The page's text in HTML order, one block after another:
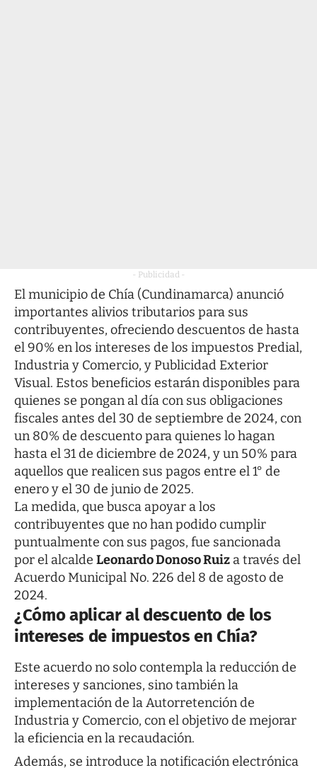
- Publicidad -
El municipio de Chía (Cundinamarca) anunció
importantes alivios tributarios para sus
contribuyentes, ofreciendo descuentos de hasta
el 90% en los intereses de los impuestos Predial,
Industria y Comercio, y Publicidad Exterior
Visual. Estos beneficios estarán disponibles para
quienes se pongan al día con sus obligaciones
fiscales antes del 30 de septiembre de 2024, con
un 80% de descuento para quienes lo hagan
hasta el 31 de diciembre de 2024, y un 50% para
aquellos que realicen sus pagos entre el 1° de
enero y el 30 de junio de 2025.
La medida, que busca apoyar a los
contribuyentes que no han podido cumplir
puntualmente con sus pagos, fue sancionada
por el alcalde Leonardo Donoso Ruiz a través del
Acuerdo Municipal No. 226 del 8 de agosto de
2024.
¿Cómo aplicar al descuento de los
intereses de impuestos en Chía?
Este acuerdo no solo contempla la reducción de
intereses y sanciones, sino también la
implementación de la Autorretención de
Industria y Comercio, con el objetivo de mejorar
la eficiencia en la recaudación.
Además, se introduce la notificación electrónica